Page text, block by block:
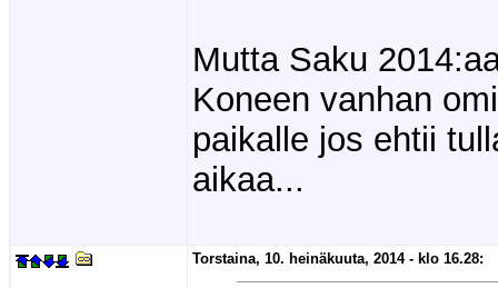
Mutta Saku
Koneen vanhan
paikalle jos ehtii
aikaa...
Torstaina, 10. heinäkuuta, 2014 - klo 16.28: